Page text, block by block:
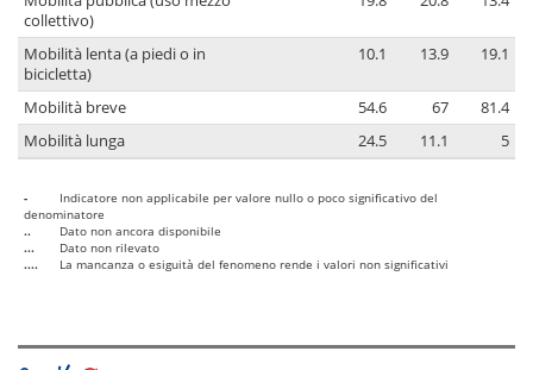
collettivo)
Mobilità lenta (a piedi o in
bicicletta)
10.1 13.9 19.1
Mobilità breve 54.6 67
81.4
Mobilità lunga
24.5 11.1 5
-
Indicatore non applicabile per valore nullo o poco significativo del
denominatore
..
Dato non ancora disponibile
...
Dato non rilevato
....
La mancanza o esiguità del fenomeno rende i valori non significativi